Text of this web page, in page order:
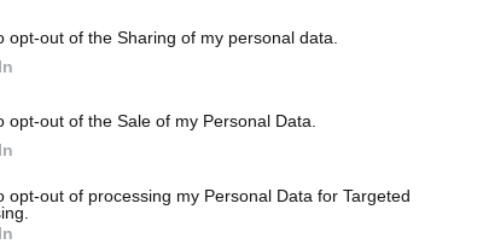
opt-out of the Sharing of my personal data.
opt-out of the Sale of my Personal Data.
opt-out of processing my Personal Data for Targeted
sul territorio e
come prepararsi al meglio per l’esame a quiz? Nelle
da poter scaricare sul proprio smartphone per
la patente in modo maggiormente semplice.
non avere alcun problema
patente